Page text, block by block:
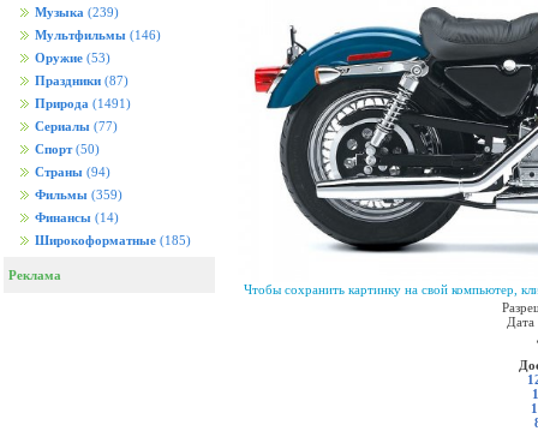
Музыка (239)
Мультфильмы (146)
Оружие (53)
Праздники (87)
Природа (1491)
Сериалы (77)
Спорт (50)
Страны (94)
Фильмы (359)
Финансы (14)
Широкоформатные (185)
Реклама
Чтобы сохранить картинку на свой компьютер,
Дата